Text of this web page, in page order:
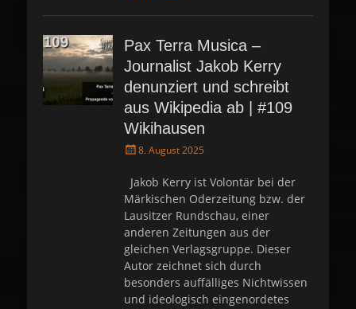
Pax Terra Musica –
Journalist Jakob Kerry
denunziert und schreibt
aus Wikipedia ab | #109
Wikihausen
P
t
e
d
o
n
8. August 2025
Jakob Kerry ist Volontär bei der
Märkischen Oderzeitung bzw. der
Lausitzer Rundschau, einer
anderen Zeitungen aus der
gleichen Verlagsgruppe. Dieser
Autor zeichnet sich durch
besonders auffälliges Nichtwissen
und ideologisch eingenordetes